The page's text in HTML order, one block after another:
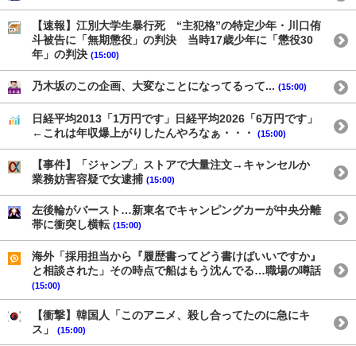
【速報】江別大学生暴行死 “主犯格”の特定少年・川口侑
斗被告に「無期懲役」の判決 当時17歳少年に「懲役30
年」の判決 (15:00)
乃木坂のこの企画、大変なことになってるって... (15:00)
日経平均2013「1万円です」日経平均2026「6万円です」
←これは年収爆上がりしたんやろなぁ・・・
(15:00)
【事件】「ジャンプ」ストアで大量注文→キャンセルか
業務妨害容疑で女逮捕 (15:00)
左後輪がバースト…新東名でキャンピングカーが中央分離
帯に衝突し横転 (15:00)
海外「採用担当から『履歴書ってどう書けばいいですか』
と相談された」その時点で船はもう沈んでる…職場の噂話
(15:00)
【衝撃】韓国人「このアニメ、殺し合ってたのに急にキ
ス」
(15:00)